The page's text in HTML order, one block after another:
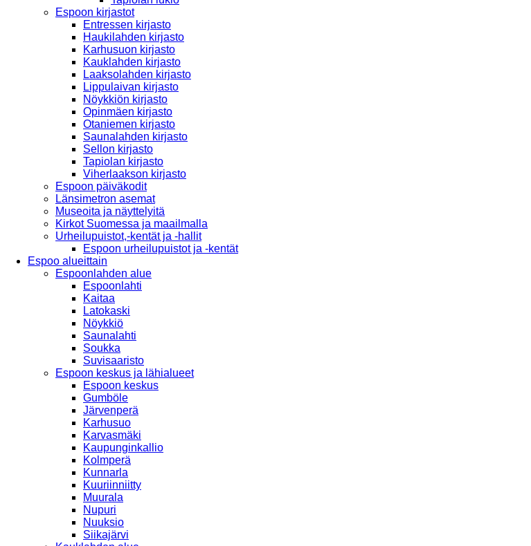
Espoon kirjastot
Entressen kirjasto
Haukilahden kirjasto
Karhusuon kirjasto
Kauklahden kirjasto
Laaksolahden kirjasto
Lippulaivan kirjasto
Nöykkiön kirjasto
Opinmäen kirjasto
Otaniemen kirjasto
Saunalahden kirjasto
Sellon kirjasto
Tapiolan kirjasto
Viherlaakson kirjasto
Espoon päiväkodit
Länsimetron asemat
Museoita ja näyttelyitä
Kirkot Suomessa ja maailmalla
Urheilupuistot,-kentät ja -hallit
Espoon urheilupuistot ja -kentät
Espoo alueittain
Espoonlahden alue
Espoonlahti
Kaitaa
Latokaski
Nöykkiö
Saunalahti
Soukka
Suvisaaristo
Espoon keskus ja lähialueet
Espoon keskus
Gumböle
Järvenperä
Karhusuo
Karvasmäki
Kaupunginkallio
Kolmperä
Kunnarla
Kuuriinniitty
Muurala
Nupuri
Nuuksio
Siikajärvi